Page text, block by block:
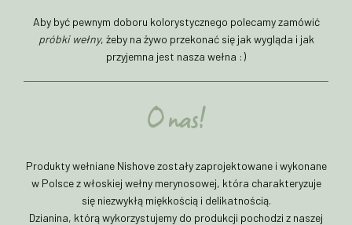
Aby być pewnym doboru kolorystycznego polecamy zamówić
próbki wełny, żeby na żywo przekonać się jak wygląda i jak
przyjemna jest nasza wełna :)
O nas!
Produkty wełniane Nishove zostały zaprojektowane i wykonane
w Polsce z włoskiej wełny merynosowej, która charakteryzuje
się niezwykłą miękkością i delikatnością.
Dzianina, którą wykorzystujemy do produkcji pochodzi z naszej